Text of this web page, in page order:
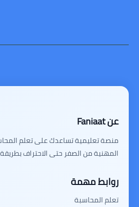
عن Faniaat
منصة تعليمية تساعدك على تعلم
المهنية من الصفر حتى الاحتراف
روابط مهمة
تعلم المحاسبة